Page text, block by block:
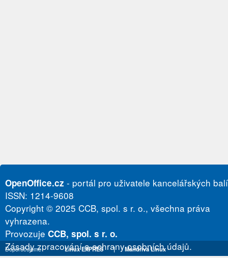
OpenOffice.cz - portál pro uživatele kancelářských
ISSN: 1214-9608
Copyright © 2025 CCB, spol. s r. o., všechna práva
vyhrazena.
Provozuje CCB, spol. s r. o.
Zásady zpracování a ochrany osobních údajů.
Doporučujeme Linux EXPRES | Mandriva Linux